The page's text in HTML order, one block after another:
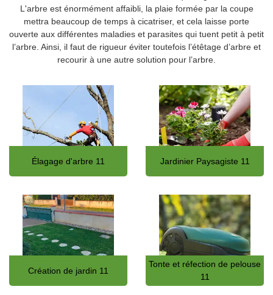
L'arbre est énormément affaibli, la plaie formée par la coupe
mettra beaucoup de temps à cicatriser, et cela laisse porte
ouverte aux différentes maladies et parasites qui tuent petit à petit
l’arbre. Ainsi, il faut de rigueur éviter toutefois l’étêtage d’arbre et
recourir à une autre solution pour l’arbre.
Élagage d'arbre 11 Jardinier Paysagiste 11
Création de jardin 11
Tonte et réfection de pelouse
11